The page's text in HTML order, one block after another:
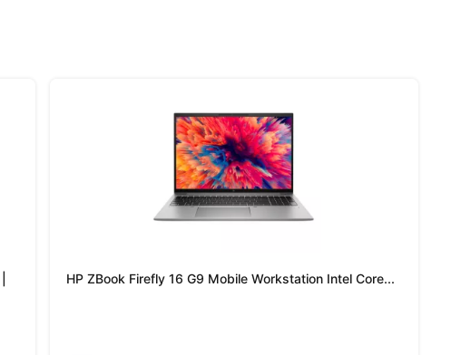
HP ZBook Firefly 16 G9 Mobile Workstation Intel Core...